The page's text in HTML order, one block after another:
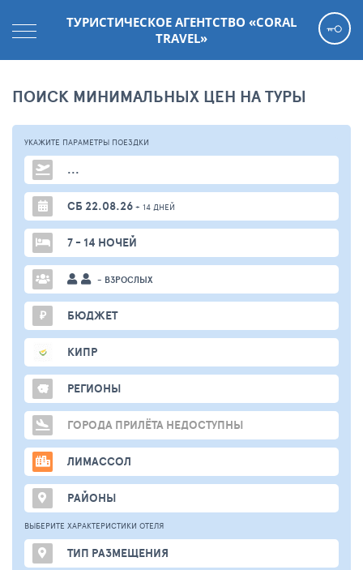
ТУРИСТИЧЕСКОЕ АГЕНТСТВО «CORAL
TRAVEL»
ПОИСК МИНИМАЛЬНЫХ ЦЕН НА ТУРЫ
УКАЖИТЕ ПАРАМЕТРЫ ПОЕЗДКИ
...
СБ 22.08.26 + 14 ДНЕЙ
7 - 14 НОЧЕЙ
- ВЗРОСЛЫХ
₽ БЮДЖЕТ
КИПР
РЕГИОНЫ
ГОРОДА ПРИЛЁТА НЕДОСТУПНЫ
ЛИМАССОЛ
РАЙОНЫ
ВЫБЕРИТЕ ХАРАКТЕРИСТИКИ ОТЕЛЯ
ТИП РАЗМЕЩЕНИЯ